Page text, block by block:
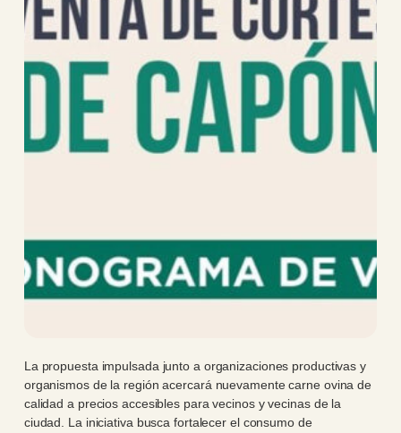
La propuesta impulsada junto a organizaciones productivas y
organismos de la región acercará nuevamente carne ovina de
calidad a precios accesibles para vecinos y vecinas de la
ciudad. La iniciativa busca fortalecer el consumo de